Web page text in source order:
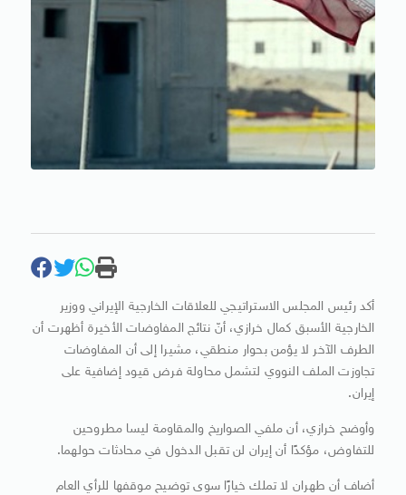
أكد رئيس المجلس الاستراتيجي للعلاقات الخارجية الإيراني ووزير
الخارجية الأسبق كمال خرازي، أنّ نتائج المفاوضات الأخيرة أظهرت أن
الطرف الآخر لا يؤمن بحوار منطقي، مشيرا إلى أن المفاوضات
تجاوزت الملف النووي لتشمل محاولة فرض قيود إضافية على
إيران.
وأوضح خرازي، أن ملفي الصواريخ والمقاومة ليسا مطروحين
للتفاوض، مؤكدًا أن إيران لن تقبل الدخول في محادثات حولهما.
أضاف أن طهران لا تملك خيارًا سوى توضيح موقفها للرأي العام